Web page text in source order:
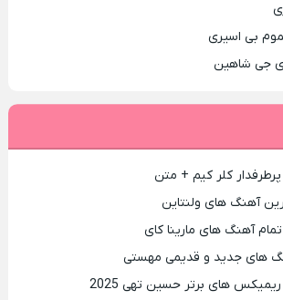
بی اسیری
کلر کیم + متن
آهنگ های ولنتاین
آهنگ های مارینا کای
های جدید و قدیمی مهستی
های برتر حسین تهی 2025